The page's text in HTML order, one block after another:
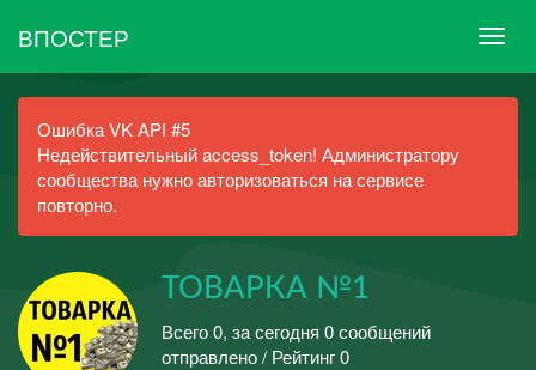
ВПОСТЕР
Ошибка VK API #5
Недействительный access_token! Администратору
сообщества нужно авторизоваться на сервисе
повторно.
ТОВАРКА №1
Всего 0, за сегодня 0 сообщений
отправлено / Рейтинг 0